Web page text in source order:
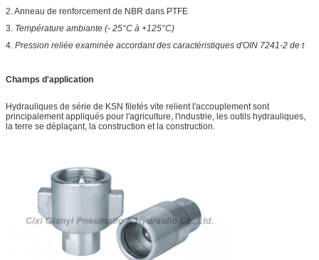
2. Anneau de renforcement de NBR dans PTFE
3. Température ambiante (- 25°C à +125°C)
4. Pression reliée examinée accordant des caractéristiques d'OIN 7241-2 de t
Champs d'application
Hydrauliques de série de KSN filetés vite relient l'accouplement sont
principalement appliqués pour l'agriculture, l'industrie, les outils hydrauliques,
la terre se déplaçant, la construction et la construction.